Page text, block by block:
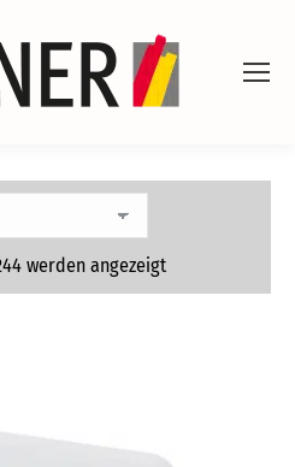
werden angezeigt